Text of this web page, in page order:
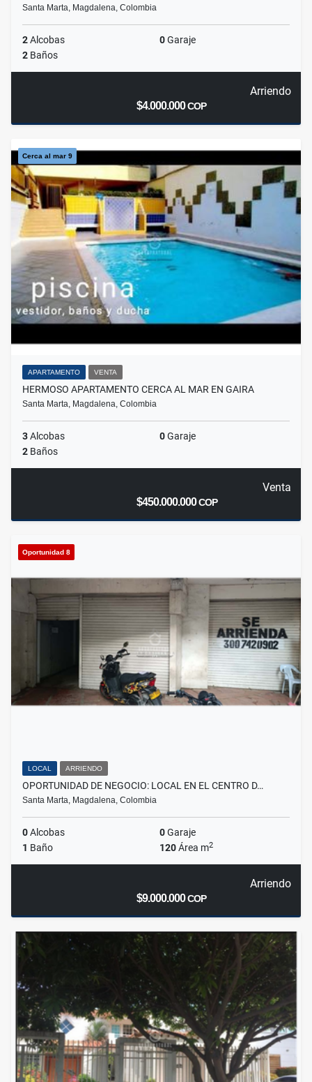
Santa Marta, Magdalena, Colombia
2Alcobas 0Garaje
2 Baños
Arriendo
$4.000.000COP
Cerca al mar 9
APARTAMENTO VENTA
HERMOSO APARTAMENTO CERCA AL MAR EN GAIRA
Santa Marta, Magdalena, Colombia
3Alcobas 0Garaje
2 Baños
Venta
$450.000.000COP
Oportunidad 8
LOCAL ARRIENDO
OPORTUNIDAD DE NEGOCIO: LOCAL EN EL CENTRO D…
Santa Marta, Magdalena, Colombia
0Alcobas 0Garaje
1 Baño 120Área m2
Arriendo
$9.000.000COP